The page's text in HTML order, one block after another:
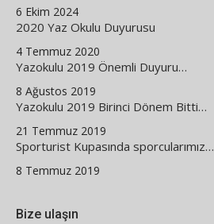
6 Ekim 2024
2020 Yaz Okulu Duyurusu
4 Temmuz 2020
Yazokulu 2019 Önemli Duyuru…
8 Ağustos 2019
Yazokulu 2019 Birinci Dönem Bitti…
21 Temmuz 2019
Sporturist Kupasında sporcularımız…
8 Temmuz 2019
Bize ulaşın